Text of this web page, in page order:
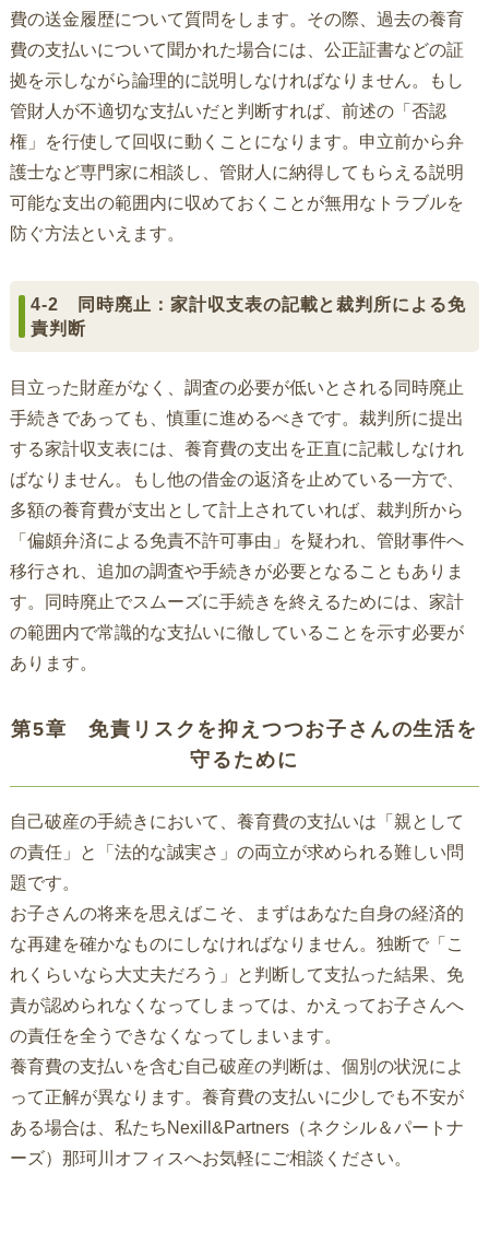
費の送金履歴について質問をします。その際、過去の養育
費の支払いについて聞かれた場合には、公正証書などの証
拠を示しながら論理的に説明しなければなりません。もし
管財人が不適切な支払いだと判断すれば、前述の「否認
権」を行使して回収に動くことになります。申立前から弁
護士など専門家に相談し、管財人に納得してもらえる説明
可能な支出の範囲内に収めておくことが無用なトラブルを
防ぐ方法といえます。
4-2 同時廃止：家計収支表の記載と裁判所による免
責判断
目立った財産がなく、調査の必要が低いとされる同時廃止
手続きであっても、慎重に進めるべきです。裁判所に提出
する家計収支表には、養育費の支出を正直に記載しなけれ
ばなりません。もし他の借金の返済を止めている一方で、
多額の養育費が支出として計上されていれば、裁判所から
「偏頗弁済による免責不許可事由」を疑われ、管財事件へ
移行され、追加の調査や手続きが必要となることもありま
す。同時廃止でスムーズに手続きを終えるためには、家計
の範囲内で常識的な支払いに徹していることを示す必要が
あります。
第5章 免責リスクを抑えつつお子さんの生活を
守るために
自己破産の手続きにおいて、養育費の支払いは「親として
の責任」と「法的な誠実さ」の両立が求められる難しい問
題です。
お子さんの将来を思えばこそ、まずはあなた自身の経済的
な再建を確かなものにしなければなりません。独断で「こ
れくらいなら大丈夫だろう」と判断して支払った結果、免
責が認められなくなってしまっては、かえってお子さんへ
の責任を全うできなくなってしまいます。
養育費の支払いを含む自己破産の判断は、個別の状況によ
って正解が異なります。養育費の支払いに少しでも不安が
ある場合は、私たちNexill&Partners（ネクシル＆パートナ
ーズ）那珂川オフィスへお気軽にご相談ください。